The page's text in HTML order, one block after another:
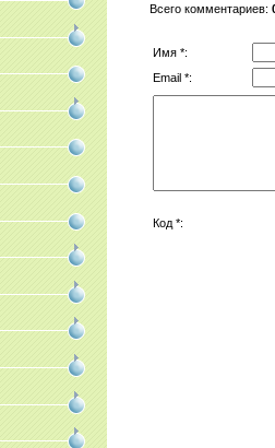
Всего комментариев:
Имя *:
Email *:
Код *: